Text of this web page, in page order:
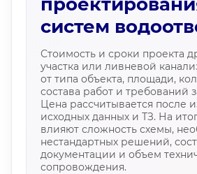
систем
Стоимость и сроки проекта
участка или ливневой
от типа объекта, площади,
состава работ и требований
Цена рассчитывается после
исходных данных и ТЗ. На
влияют сложность схемы,
нестандартных решений,
документации и объем
сопровождения.